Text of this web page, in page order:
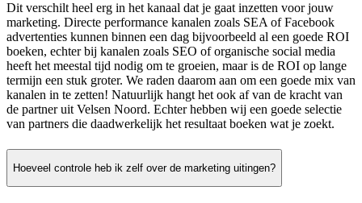
Dit verschilt heel erg in het kanaal dat je gaat inzetten voor jouw
marketing. Directe performance kanalen zoals SEA of Facebook
advertenties kunnen binnen een dag bijvoorbeeld al een goede ROI
boeken, echter bij kanalen zoals SEO of organische social media
heeft het meestal tijd nodig om te groeien, maar is de ROI op lange
termijn een stuk groter. We raden daarom aan om een goede mix van
kanalen in te zetten! Natuurlijk hangt het ook af van de kracht van
de partner uit Velsen Noord. Echter hebben wij een goede selectie
van partners die daadwerkelijk het resultaat boeken wat je zoekt.
Hoeveel controle heb ik zelf over de marketing uitingen?